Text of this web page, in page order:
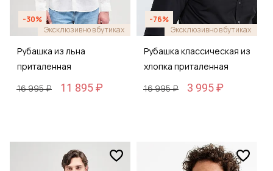
-30%
Эксклюзивно в бутиках
Рубашка из льна
приталенная
16 995 ₽
11 895 ₽
-76%
Эксклюзивно в бутиках
Рубашка классическая из
хлопка приталенная
16 995 ₽
3 995 ₽